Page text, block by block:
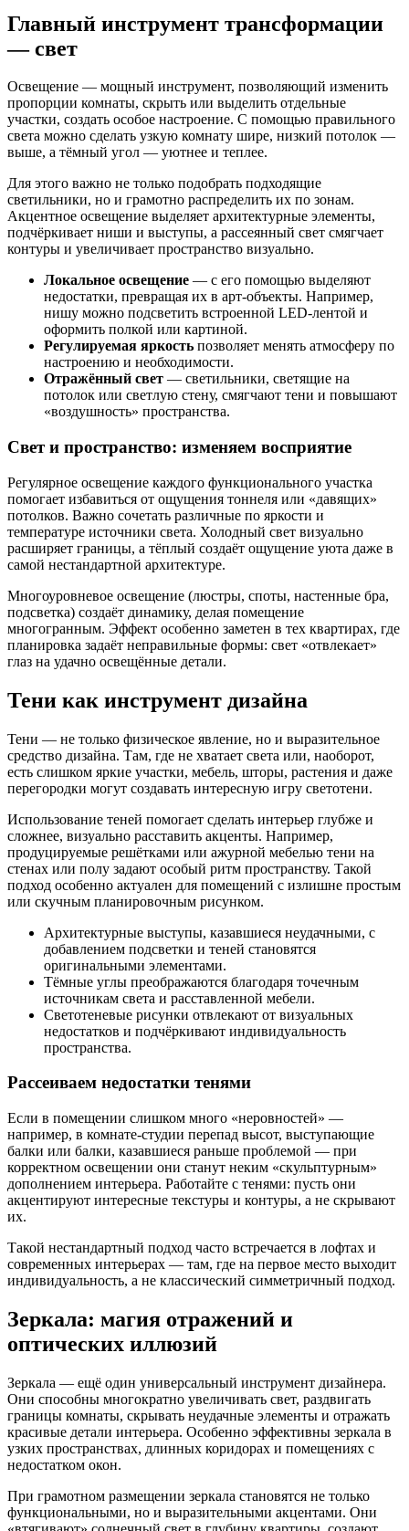
Главный инструмент трансформации
— свет
Освещение — мощный инструмент, позволяющий изменить
пропорции комнаты, скрыть или выделить отдельные
участки, создать особое настроение. С помощью правильного
света можно сделать узкую комнату шире, низкий потолок —
выше, а тёмный угол — уютнее и теплее.
Для этого важно не только подобрать подходящие
светильники, но и грамотно распределить их по зонам.
Акцентное освещение выделяет архитектурные элементы,
подчёркивает ниши и выступы, а рассеянный свет смягчает
контуры и увеличивает пространство визуально.
Локальное освещение — с его помощью выделяют
недостатки, превращая их в арт-объекты. Например,
нишу можно подсветить встроенной LED-лентой и
оформить полкой или картиной.
Регулируемая яркость позволяет менять атмосферу по
настроению и необходимости.
Отражённый свет — светильники, светящие на
потолок или светлую стену, смягчают тени и повышают
«воздушность» пространства.
Свет и пространство: изменяем восприятие
Регулярное освещение каждого функционального участка
помогает избавиться от ощущения тоннеля или «давящих»
потолков. Важно сочетать различные по яркости и
температуре источники света. Холодный свет визуально
расширяет границы, а тёплый создаёт ощущение уюта даже в
самой нестандартной архитектуре.
Многоуровневое освещение (люстры, споты, настенные бра,
подсветка) создаёт динамику, делая помещение
многогранным. Эффект особенно заметен в тех квартирах, где
планировка задаёт неправильные формы: свет «отвлекает»
глаз на удачно освещённые детали.
Тени как инструмент дизайна
Тени — не только физическое явление, но и выразительное
средство дизайна. Там, где не хватает света или, наоборот,
есть слишком яркие участки, мебель, шторы, растения и даже
перегородки могут создавать интересную игру светотени.
Использование теней помогает сделать интерьер глубже и
сложнее, визуально расставить акценты. Например,
продуцируемые решётками или ажурной мебелью тени на
стенах или полу задают особый ритм пространству. Такой
подход особенно актуален для помещений с излишне простым
или скучным планировочным рисунком.
Архитектурные выступы, казавшиеся неудачными, с
добавлением подсветки и теней становятся
оригинальными элементами.
Тёмные углы преображаются благодаря точечным
источникам света и расставленной мебели.
Светотеневые рисунки отвлекают от визуальных
недостатков и подчёркивают индивидуальность
пространства.
Рассеиваем недостатки тенями
Если в помещении слишком много «неровностей» —
например, в комнате-студии перепад высот, выступающие
балки или балки, казавшиеся раньше проблемой — при
корректном освещении они станут неким «скульптурным»
дополнением интерьера. Работайте с тенями: пусть они
акцентируют интересные текстуры и контуры, а не скрывают
их.
Такой нестандартный подход часто встречается в лофтах и
современных интерьерах — там, где на первое место выходит
индивидуальность, а не классический симметричный подход.
Зеркала: магия отражений и
оптических иллюзий
Зеркала — ещё один универсальный инструмент дизайнера.
Они способны многократно увеличивать свет, раздвигать
границы комнаты, скрывать неудачные элементы и отражать
красивые детали интерьера. Особенно эффективны зеркала в
узких пространствах, длинных коридорах и помещениях с
недостатком окон.
При грамотном размещении зеркала становятся не только
функциональными, но и выразительными акцентами. Они